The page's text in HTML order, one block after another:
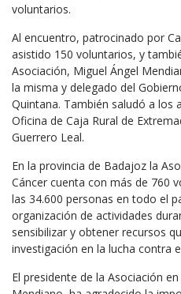
voluntarios.
Al encuentro, patrocinado por
asistido 150 voluntarios, y
Asociación, Miguel Ángel
la misma y delegado del
Quintana. También saludó a los
Oficina de Caja Rural de
Guerrero Leal.
En la provincia de Badajoz la
Cáncer cuenta con más de 760
las 34.600 personas en todo el
organización de actividades
sensibilizar y obtener recursos
investigación en la lucha contra
El presidente de la Asociación